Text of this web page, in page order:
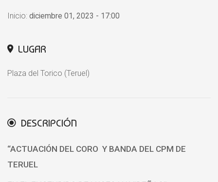
Inicio: diciembre 01, 2023 - 17:00
LUGAR
Plaza del Torico (Teruel)
DESCRIPCIÓN
“ACTUACIÓN DEL CORO Y BANDA DEL CPM DE
TERUEL